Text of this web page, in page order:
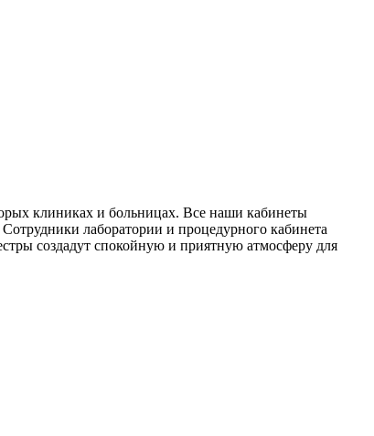
клиниках и больницах. Все наши кабинеты
лаборатории и процедурного кабинета
создадут спокойную и приятную атмосферу для